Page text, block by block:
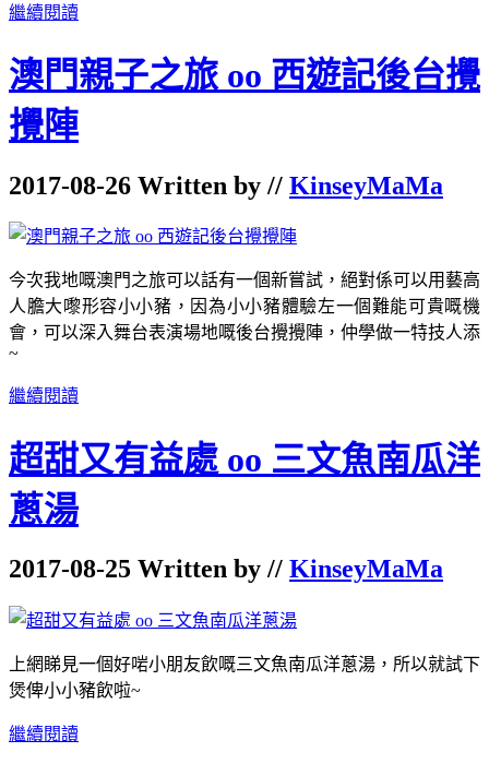
繼續閱讀
澳門親子之旅 oo 西遊記後台攪
攪陣
2017-08-26 Written by // KinseyMaMa
今次我地嘅澳門之旅可以話有一個新嘗試，絕對係可以用藝高
人膽大嚟形容小小豬，因為小小豬體驗左一個難能可貴嘅機
會，可以深入舞台表演場地嘅後台攪攪陣，仲學做一特技人添
~
繼續閱讀
超甜又有益處 oo 三文魚南瓜洋
蔥湯
2017-08-25 Written by // KinseyMaMa
上網睇見一個好啱小朋友飲嘅三文魚南瓜洋蔥湯，所以就試下
煲俾小小豬飲啦~
繼續閱讀